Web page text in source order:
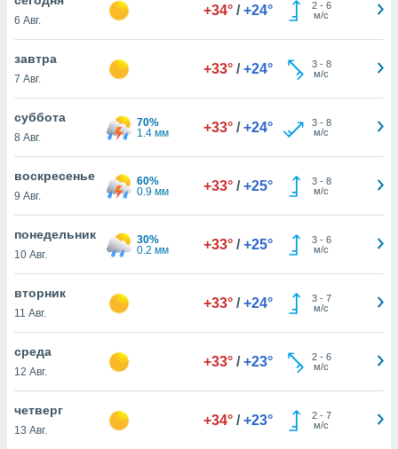
действия
на веб-
основе.
нашей
cookie
в
ВЫ
6 Авг.
+34° / +24° 2- 6
м/с
завтра
7 Авг.
+33° / +24° 3- 8
м/с
суббота
8 Авг.
70%
1.4 мм
+33° / +24° 3- 8
м/с
воскресенье
9 Авг.
60%
0.9 мм
+33° / +25° 3- 8
м/с
понедельник
10 Авг.
30%
0.2 мм
+33° / +25° 3- 6
м/с
вторник
11 Авг.
+33° / +24° 3- 7
м/с
среда
12 Авг.
+33° / +23° 2- 6
м/с
четверг
13 Авг.
+34° / +23° 2- 7
м/с